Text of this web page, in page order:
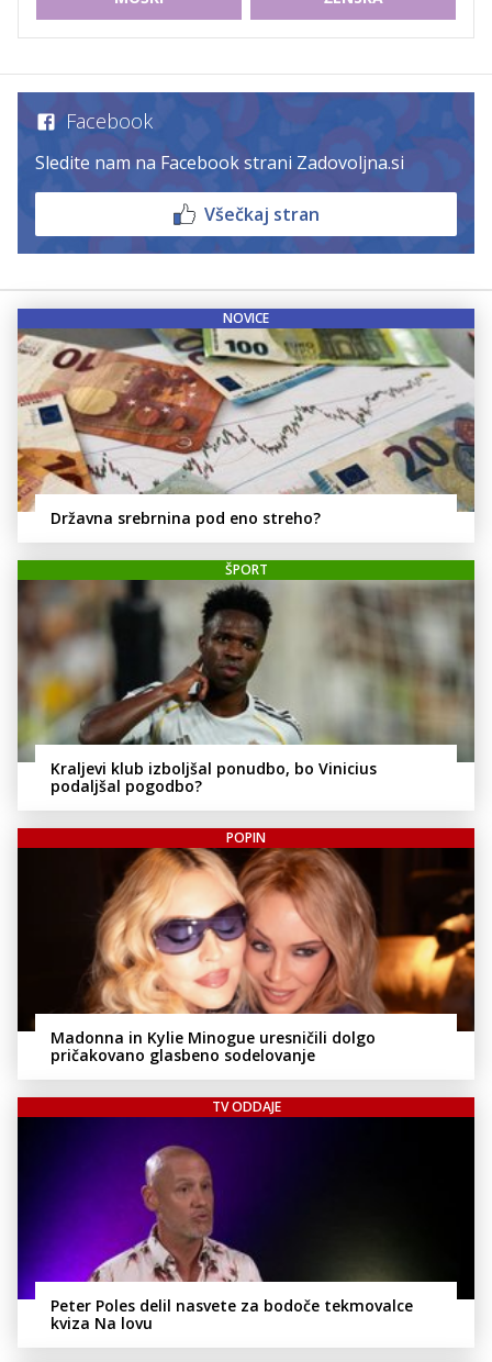
Facebook
Sledite nam na Facebook strani Zadovoljna.si
Všečkaj stran
NOVICE
Državna srebrnina pod eno streho?
ŠPORT
Kraljevi klub izboljšal ponudbo, bo Vinicius
podaljšal pogodbo?
POPIN
Madonna in Kylie Minogue uresničili dolgo
pričakovano glasbeno sodelovanje
TV ODDAJE
Peter Poles delil nasvete za bodoče tekmovalce
kviza Na lovu